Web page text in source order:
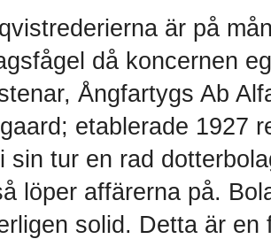
är på
då koncernen
Ångfartygs Ab
etablerade 1927
sin tur en rad
löper affärerna på.
solid. Detta är